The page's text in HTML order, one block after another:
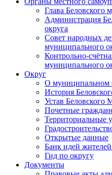
Глава Беловского
Администрация
округа
Совет народных
муниципального
Контрольно-
муниципального
Округ
О муниципальном
История
Устав Беловского
Почетные
Территориальные
Открытые данные
Банк идей жителей
Гид по округу
Документы